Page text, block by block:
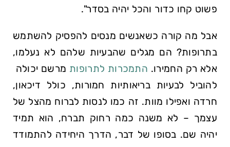
פשוט קחו כדור⁣ והכל יהיה⁤ בסדר".
אבל מה קורה כשאנשים מנסים להפסיק להשתמש
בתרופות? הם​ מגלים שהבעיות שלהם לא נעלמו,
אלא רק החמירו. התמכרות לתרופות מרשם יכולה ​
להוביל לבעיות בריאותיות חמורות, כולל דיכאון,
חרדה ואפילו מוות. זה כמו לנסות לברוח מהצל של
עצמך – לא משנה כמה רחוק תברח, הוא תמיד
יהיה שם. בסופו של דבר, הדרך היחידה להתמודד